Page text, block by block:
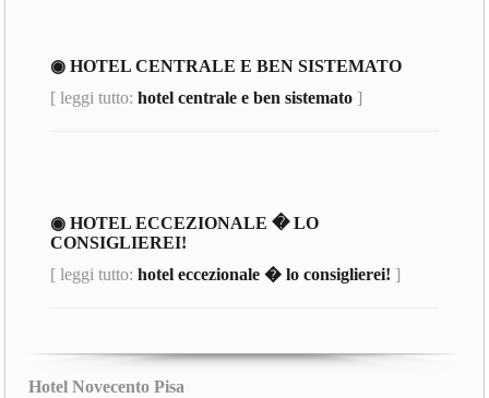
◉ HOTEL CENTRALE E BEN SISTEMATO
[ leggi tutto:hotel centrale e ben sistemato ]
◉ HOTEL ECCEZIONALE � LO
CONSIGLIEREI!
[ leggi tutto:hotel eccezionale � lo consiglierei! ]
Hotel Novecento Pisa